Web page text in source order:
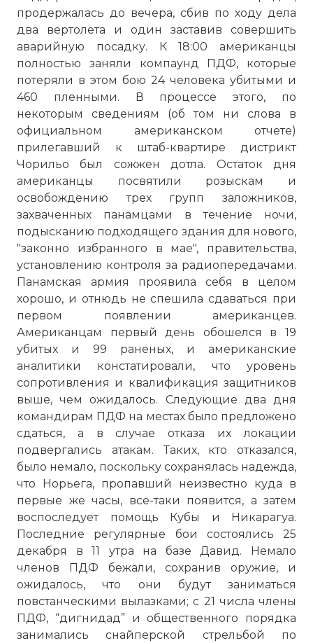
продержалась до вечера, сбив по ходу дела
два вертолета и один заставив совершить
аварийную посадку. К 18:00 американцы
полностью заняли компаунд ПДФ, которые
потеряли в этом бою 24 человека убитыми и
460 пленными. В процессе этого, по
некоторым сведениям (об том ни слова в
официальном американском отчете)
прилегавший к штаб-квартире дистрикт
Чорильо был сожжен дотла. Остаток дня
американцы посвятили розыскам и
освобождению трех групп заложников,
захваченных панамцами в течение ночи,
подысканию подходящего здания для нового,
"законно избранного в мае", правительства,
установлению контроля за радиопередачами.
Панамская армия проявила себя в целом
хорошо, и отнюдь не спешила сдаваться при
первом появлении американцев.
Американцам первый день обошелся в 19
убитых и 99 раненых, и американские
аналитики констатировали, что уровень
сопротивления и квалификация защитников
выше, чем ожидалось. Следующие два дня
командирам ПДФ на местах было предложено
сдаться, а в случае отказа их локации
подвергались атакам. Таких, кто отказался,
было немало, поскольку сохранялась надежда,
что Норьега, пропавший неизвестно куда в
первые же часы, все-таки появится, а затем
воспоследует помощь Кубы и Никарагуа.
Последние регулярные бои состоялись 25
декабря в 11 утра на базе Давид. Немало
членов ПДФ бежали, сохранив оружие, и
ожидалось, что они будут заниматься
повстанческими вылазками; с 21 числа члены
ПДФ, “дигнидад” и общественного порядка
занимались снайперской стрельбой по
☓